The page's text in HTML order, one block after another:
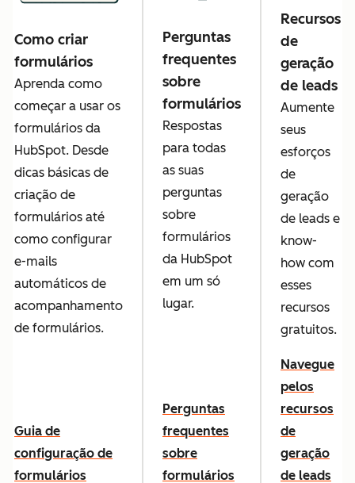
Como criar
formulários
Aprenda como
começar a usar os
formulários da
HubSpot. Desde
dicas básicas de
criação de
formulários até
como configurar
e-mails
automáticos de
acompanhamento
de formulários.
Guia de
configuração de
formulários
Perguntas
frequentes
sobre
formulários
Respostas
para todas
as suas
perguntas
sobre
formulários
da HubSpot
em um só
lugar.
Perguntas
frequentes
sobre
formulários
Recursos
de
geração
de leads
Aumente
seus
esforços
de
geração
de leads e
know-
how com
esses
recursos
gratuitos.
Navegue
pelos
recursos
de
geração
de leads